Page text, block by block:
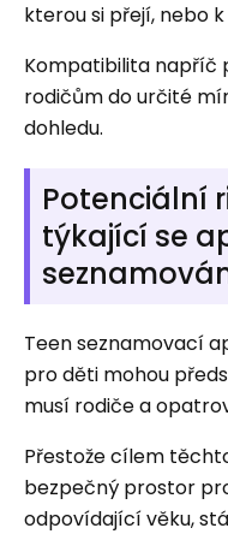
kterou si přejí, nebo
Kompatibilita napříč
rodičům do určité
dohledu.
Potenciální
týkající se
Teen seznamovací
pro děti mohou
musí rodiče a
Přestože cílem
bezpečný prostor
odpovídající věku,